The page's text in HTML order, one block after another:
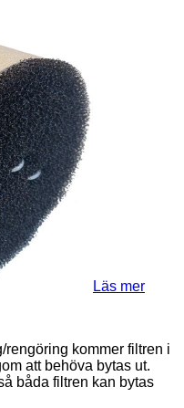
Läs mer
kommer filtren i
att behöva bytas ut.
båda filtren kan bytas